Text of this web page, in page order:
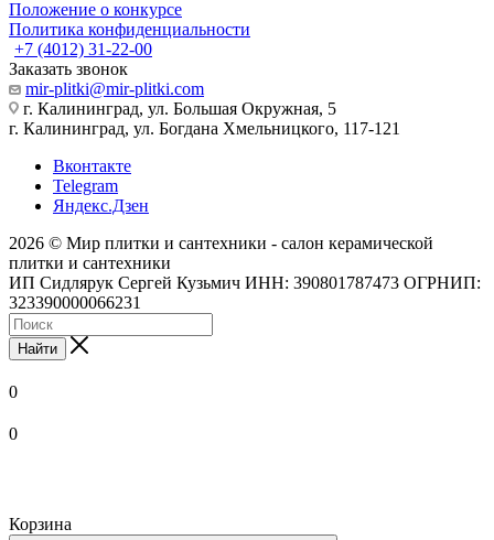
Положение о конкурсе
Политика конфиденциальности
+7 (4012) 31-22-00
Заказать звонок
mir-plitki@mir-plitki.com
г. Калининград, ул. Большая Окружная, 5
г. Калининград, ул. Богдана Хмельницкого, 117-121
Вконтакте
Telegram
Яндекс.Дзен
2026 © Мир плитки и сантехники - салон керамической
плитки и сантехники
ИП Сидлярук Сергей Кузьмич ИНН: 390801787473 ОГРНИП:
323390000066231
Найти
0
0
Корзина